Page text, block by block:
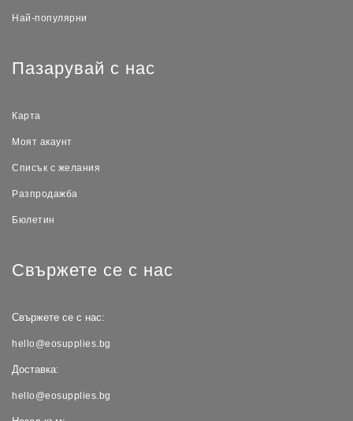
Най-популярни
Пазарувай с нас
Карта
Моят акаунт
Списък с желания
Разпродажба
Бюлетин
Свържете се с нас
Свържете се с нас:
hello@eosupplies.bg
Доставка:
hello@eosupplies.bg